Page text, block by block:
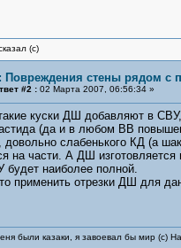
(с)
Повреждения стены рядом с
#2 : 02 Марта 2007, 06:56:34 »
куски ДШ добавляют в
(да и в любом ВВ
довольно слабенького КД (а
на части. А ДШ
будет наиболее полной.
применить отрезки ДШ для
были казаки, я завоевал бы мир (с)